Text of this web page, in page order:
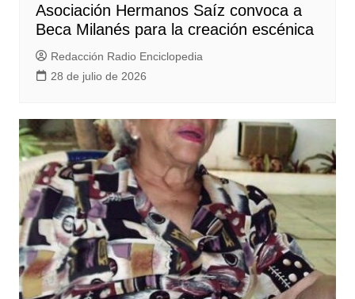
Asociación Hermanos Saíz convoca a
Beca Milanés para la creación escénica
Redacción Radio Enciclopedia
28 de julio de 2026